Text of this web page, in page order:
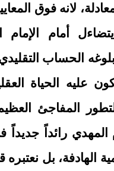
لانه فوق
يتضاءل أمام الإمام
الحساب
عليه الحياة
المفاجئ
المهدي رائداً جديداً
الهادفة، بل نعتبره